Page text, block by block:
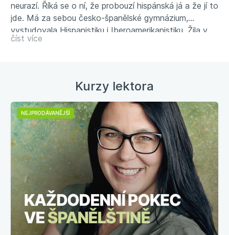
neurazí. Říká se o ní, že probouzí hispánská já a že jí to
jde. Má za sebou česko-španělské gymnázium,
vystudovala Hispanistiku i Iberoamerikanistiku. Žila v
Madridu a materiály na diplomku sbírala v Chile. Ivana
spanelstinadoplavek.cz
číst více
Kurzy lektora
NEJPRODÁVANĚJŠÍ